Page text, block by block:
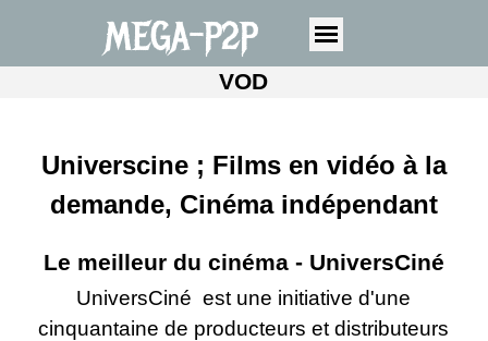
MEGA-P2P
VOD
Universcine ; Films en vidéo à la
demande, Cinéma indépendant
Le meilleur du cinéma - UniversCiné
UniversCiné est une initiative d'une
cinquantaine de producteurs et distributeurs